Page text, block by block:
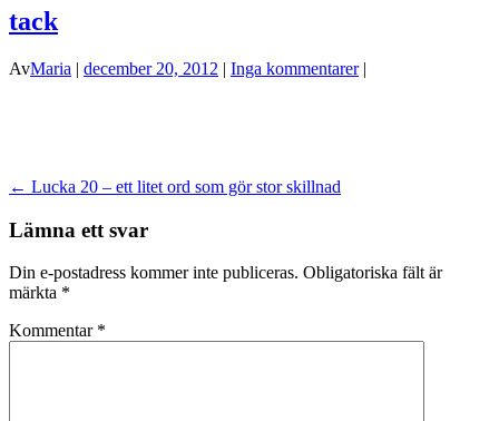
tack
AvMaria | december 20, 2012 | Inga kommentarer|
Inläggsnavigering
← Lucka 20 – ett litet ord som gör stor skillnad
Lämna ett svar
Din e-postadress kommer inte publiceras. Obligatoriska fält är
märkta *
Kommentar *